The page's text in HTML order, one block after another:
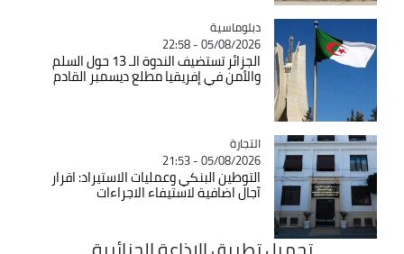
Catégorie
دبلوماسية
05/08/2026 - 22:58
الجزائر تستضيف الندوة الـ 13 حول السلم
والأمن في إفريقيا مطلع ديسمبر القادم
Catégorie
التجارة
05/08/2026 - 21:53
التوطين البنكي وعمليات الاستيراد: اقرار
آجال اضافية لاستيفاء الاجراءات